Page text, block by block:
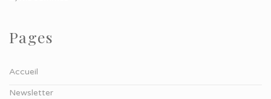
Pages
Accueil
Newsletter